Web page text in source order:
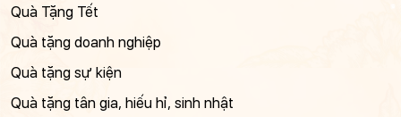
Quà Tặng Tết
Quà tặng doanh nghiệp
Quà tặng sự kiện
Quà tặng tân gia, hiếu hỉ, sinh nhật